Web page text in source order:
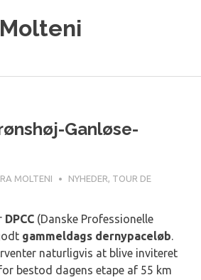
Ganløse-
MOLTENI NYHEDER, TOUR DE
DPCC (Danske Professionelle
gammeldags dernypaceløb.
naturligvis at blive inviteret
bestod dagens etape af 55 km